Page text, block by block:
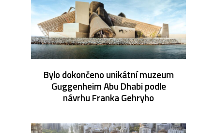
Bylo dokončeno unikátní muzeum
Guggenheim Abu Dhabi podle
návrhu Franka Gehryho